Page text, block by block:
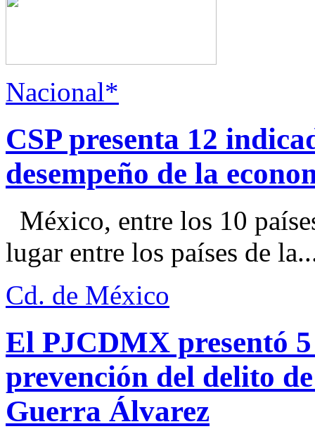
Nacional*
CSP presenta 12
desempeño de la
México, entre los 10
lugar entre los países de
Cd. de México
El PJCDMX presentó
prevención del delito
Guerra Álvarez